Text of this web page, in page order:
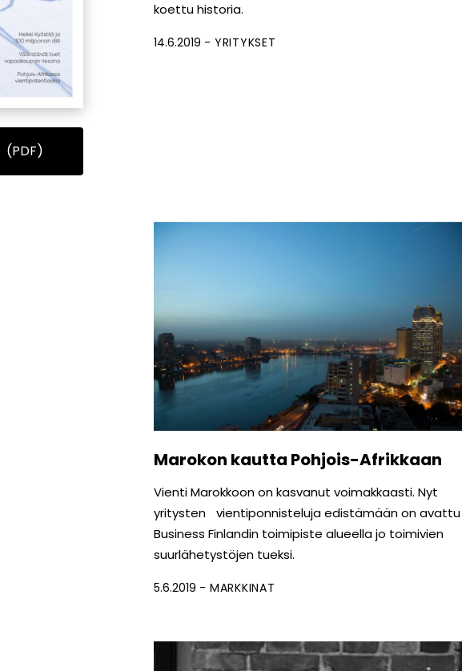
(PDF)
koettu historia.
14.6.2019 YRITYKSET
Marokon kautta Pohjois-Afrikkaan
Vienti Marokkoon on kasvanut voimakkaasti. Nyt
yritysten vientiponnisteluja edistämään on avattu
Business Finlandin toimipiste alueella jo toimivien
suurlähetystöjen tueksi.
5.6.2019 MARKKINAT